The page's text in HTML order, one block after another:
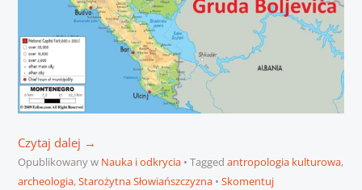
Czytaj dalej →
Opublikowany w Nauka i odkrycia Tagged antropologia kulturowa,
archeologia,Starożytna Słowiańszczyzna Skomentuj